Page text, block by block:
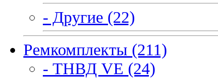
- Другие (22)
Ремкомплекты (211)
- ТНВД VE (24)